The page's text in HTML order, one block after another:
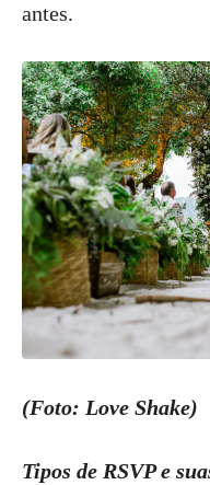
antes.
(Foto: Love Shake)
Tipos de RSVP e